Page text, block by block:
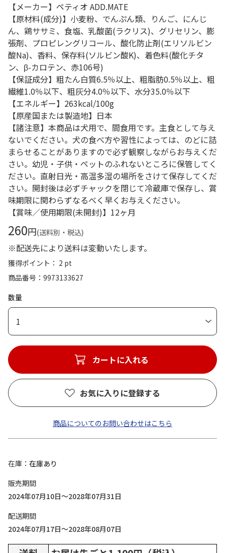
【メーカー】ペティオ ADD.MATE
【原材料(成分)】小麦粉、でんぷん類、りんご、にんじ
ん、鶏ササミ、食塩、乳酸菌(ラクリス)、グリセリン、膨
張剤、プロピレングリコール、酸化防止剤(エリソルビン
酸Na)、香料、保存料(ソルビン酸K)、着色料(酸化チタ
ン、β-カロテン、赤106号)
【保証成分】粗たん白質6.5％以上、粗脂肪0.5％以上、粗
繊維1.0％以下、粗灰分4.0％以下、水分35.0％以下
【エネルギー】263kcal/100g
【原産国または製造地】日本
【諸注意】本商品は犬用で、間食用です。主食として与え
ないでください。犬の食べ方や習性によっては、のどに詰
まらせることがありますので必ず観察しながらお与えくだ
さい。幼児・子供・ペットのふれないところに保管してく
ださい。直射日光・高温多湿の場所をさけて保存してくだ
さい。開封後は必ずチャックを閉じて冷蔵庫で保存し、賞
味期限に関わらずなるべく早くお与えください。
【賞味／使用期限(未開封)】12ヶ月
260円(送料別・税込)
※配送先により送料は変動いたします。
獲得ポイント： 2 pt
商品番号
9973133627
数量
1
カートに入れる
お気に入りに登録する
商品についてのお問い合わせはこちら
在庫
在庫あり
販売期間
2024年07月10日～2028年07月31日
配送期間
2024年07月17日～2028年08月07日